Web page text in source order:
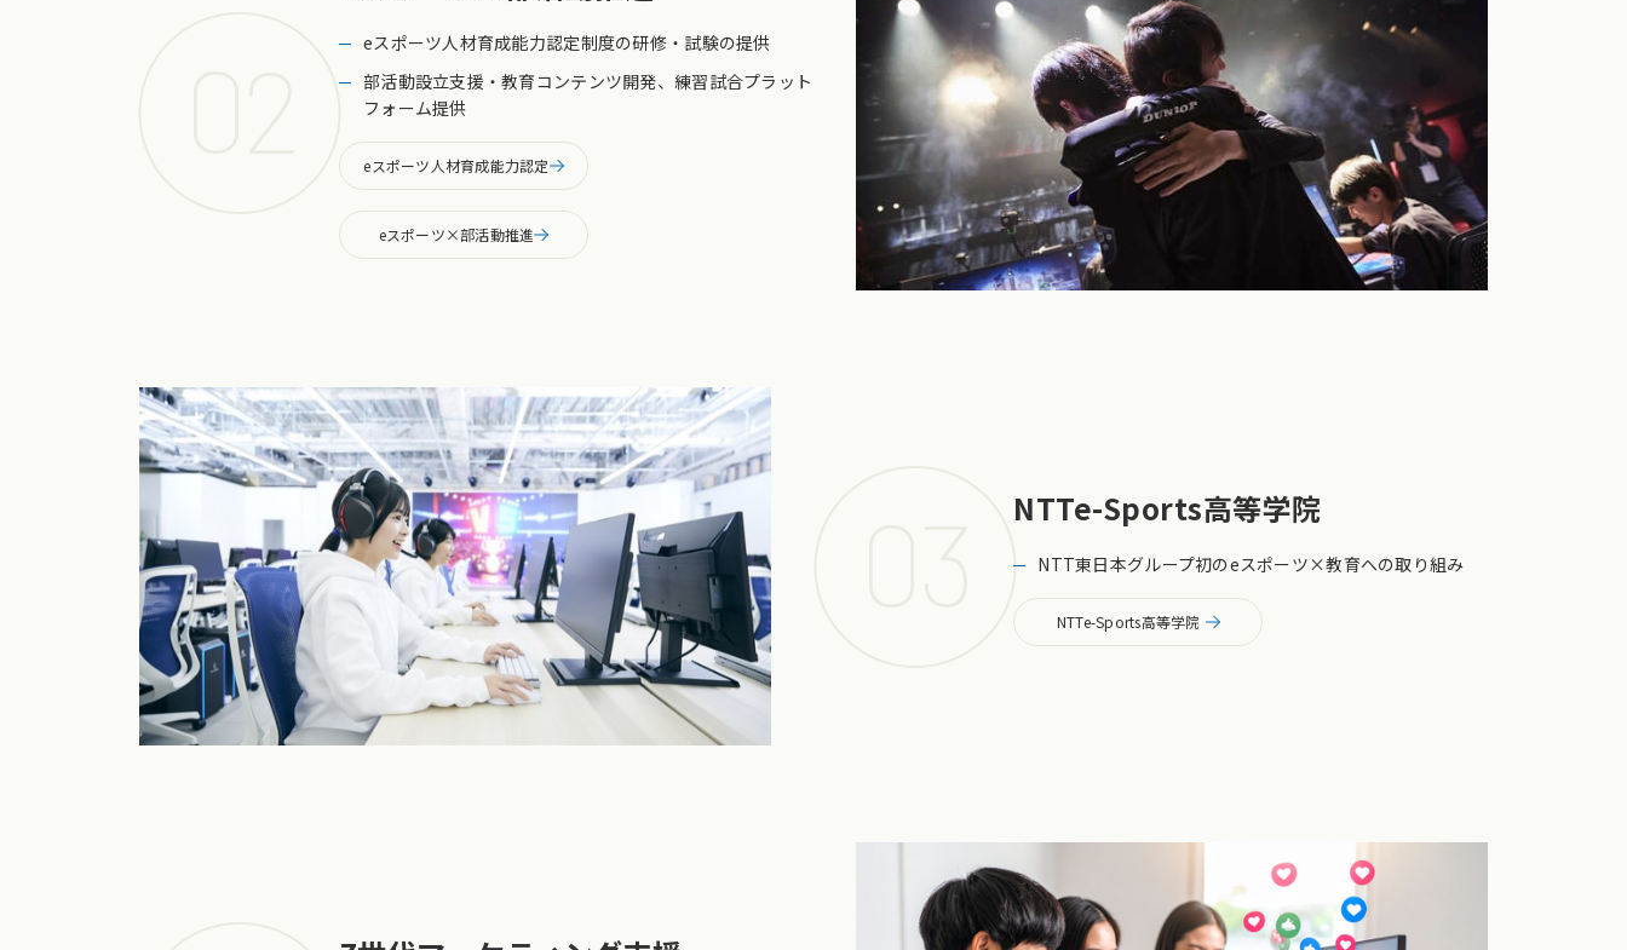
eスポーツ人材育成能力認定制度の研修・試験の提供
部活動設立支援・教育コンテンツ開発、練習試合プラット
フォーム提供
eスポーツ人材育成能力認定
eスポーツ×部活動推進
NTTe-Sports高等学院
NTT東日本グループ初のeスポーツ×教育への取り組み
NTTe-Sports高等学院